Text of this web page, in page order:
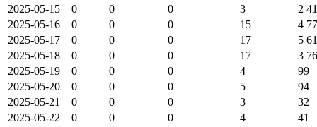
2025-05-15
0 0 0 3
2
2025-05-16
0 0 0 15
4
2025-05-17
0 0 0 17
5
2025-05-18
0 0 0 17
3
2025-05-19
0 0 0 4
99
2025-05-20
0 0 0 5
94
2025-05-21
0 0 0 3
32
2025-05-22
0 0 0 4
41